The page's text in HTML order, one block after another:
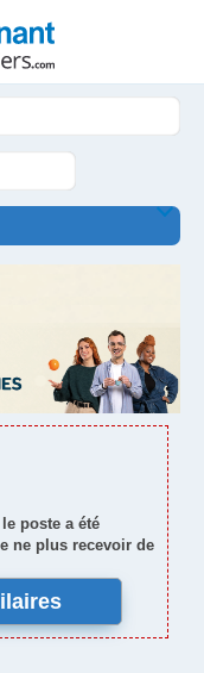
poste a été
ne plus recevoir de